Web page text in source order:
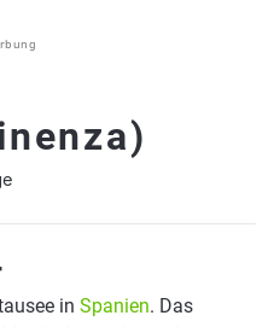
in Spanien. Das